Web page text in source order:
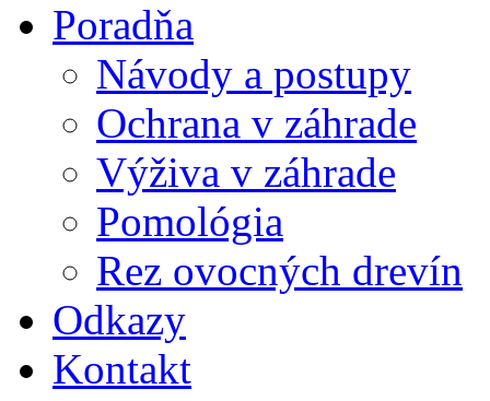
Poradňa
Návody a postupy
Ochrana v záhrade
Výživa v záhrade
Pomológia
Rez ovocných drevín
Odkazy
Kontakt